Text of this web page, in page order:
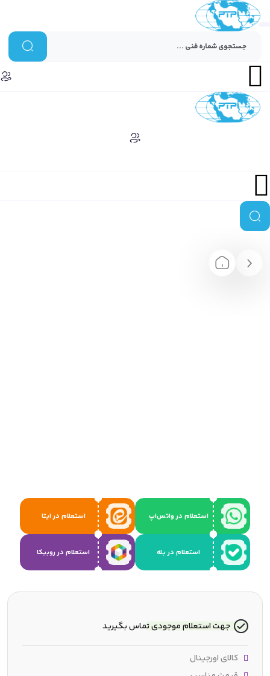
استعلام در واتس‌اپ استعلام در ایتا
استعلام در بله استعلام در روبیکا
جهت استعلام موجودی تماس بگیرید
کالای اورجینال